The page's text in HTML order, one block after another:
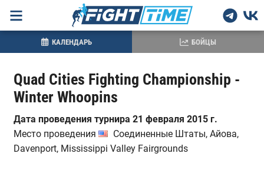
Quad Cities Fighting Championship -
Winter Whoopins
Дата проведения турнира 21 февраля 2015 г.
Место проведения
Соединенные Штаты, Айова,
Davenport, Mississippi Valley Fairgrounds
КАЛЕНДАРЬ БОЙЦЫ